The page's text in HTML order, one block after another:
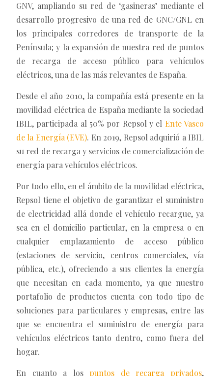
GNV, ampliando su red de ‘gasineras’ mediante el
desarrollo progresivo de una red de GNC/GNL en
los principales corredores de transporte de la
Península; y la expansión de nuestra red de puntos
de recarga de acceso público para vehículos
eléctricos, una de las más relevantes de España.
Desde el año 2010, la compañía está presente en la
movilidad eléctrica de España mediante la sociedad
IBIL, participada al 50% por Repsol y el Ente Vasco
de la Energía (EVE). En 2019, Repsol adquirió a IBIL
su red de recarga y servicios de comercialización de
energía para vehículos eléctricos.
Por todo ello, en el ámbito de la movilidad eléctrica,
Repsol tiene el objetivo de garantizar el suministro
de electricidad allá donde el vehículo recargue, ya
sea en el domicilio particular, en la empresa o en
cualquier emplazamiento de acceso público
(estaciones de servicio, centros comerciales, vía
pública, etc.), ofreciendo a sus clientes la energía
que necesitan en cada momento, ya que nuestro
portafolio de productos cuenta con todo tipo de
soluciones para particulares y empresas, entre las
que se encuentra el suministro de energía para
vehículos eléctricos tanto dentro, como fuera del
hogar.
En cuanto a los puntos de recarga privados,